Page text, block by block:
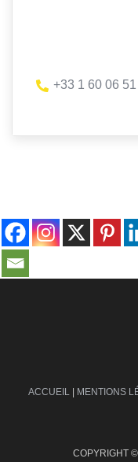
+33 1 60 06
ACCUEIL | MENTIONS
COPYRIGHT